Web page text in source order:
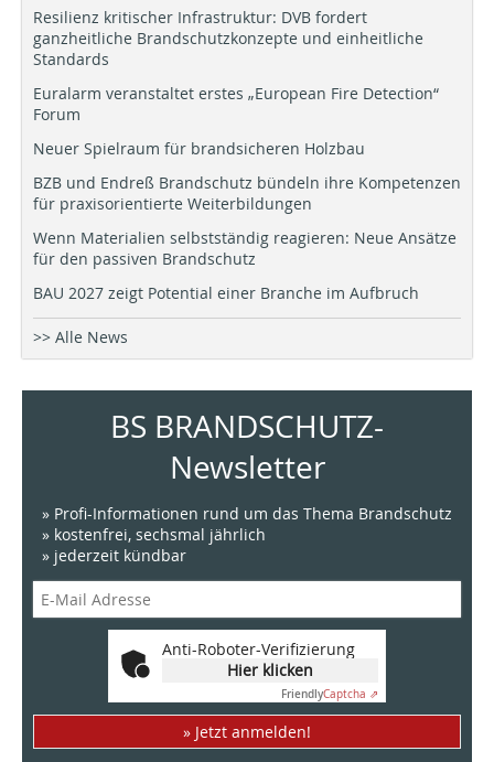
Resilienz kritischer Infrastruktur: DVB fordert
ganzheitliche Brandschutzkonzepte und einheitliche
Standards
Euralarm veranstaltet erstes „European Fire Detection“
Forum
Neuer Spielraum für brandsicheren Holzbau
BZB und Endreß Brandschutz bündeln ihre Kompetenzen
für praxisorientierte Weiterbildungen
Wenn Materialien selbstständig reagieren: Neue Ansätze
für den passiven Brandschutz
BAU 2027 zeigt Potential einer Branche im Aufbruch
>> Alle News
BS BRANDSCHUTZ-
Newsletter
» Profi-Informationen rund um das Thema Brandschutz
» kostenfrei, sechsmal jährlich
» jederzeit kündbar
Anti-Roboter-Verifizierung
Hier klicken
FriendlyCaptcha ⇗
» Jetzt anmelden!